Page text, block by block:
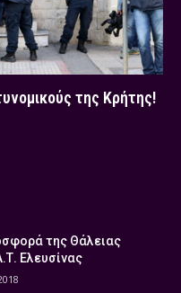
της Κρήτης!
της Θάλειας
Ελευσίνας